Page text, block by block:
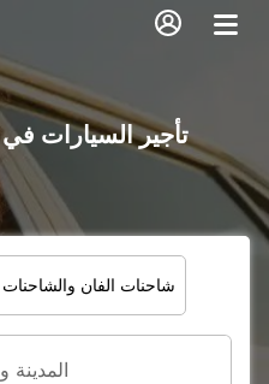
تأجير السيارات
شاحنات الفان والشاحنات